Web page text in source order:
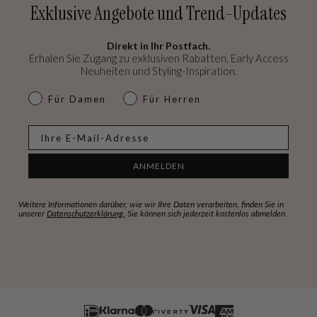
Exklusive Angebote und Trend-Updates
Direkt in Ihr Postfach.
Erhalen Sie Zugang zu exklusiven Rabatten, Early Access
Neuheiten und Styling-Inspiration.
dames & heren
Für Damen Für Herren
ANMELDEN
Weitere Informationen darüber, wie wir Ihre Daten verarbeiten, finden Sie in
unserer Datenschutzerklärung. Sie können sich jederzeit kostenlos abmelden.